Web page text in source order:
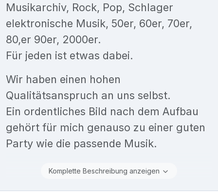
Musikarchiv, Rock, Pop, Schlager
elektronische Musik, 50er, 60er, 70er,
80,er 90er, 2000er.
Für jeden ist etwas dabei.
Wir haben einen hohen
Qualitätsanspruch an uns selbst.
Ein ordentliches Bild nach dem Aufbau
gehört für mich genauso zu einer guten
Party wie die passende Musik.
Komplette Beschreibung anzeigen